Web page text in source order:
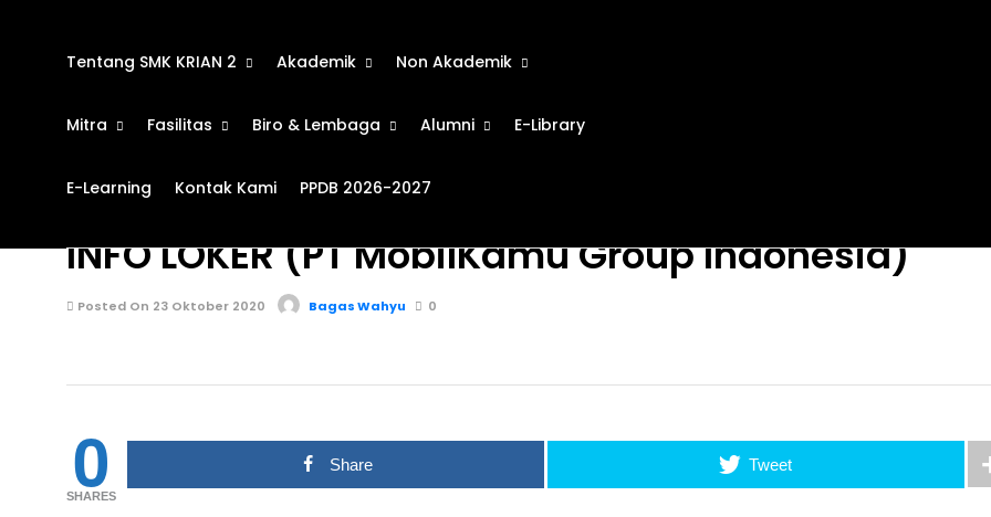
Tentang SMK KRIAN 2 Akademik Non Akademik
Mitra Fasilitas Biro & Lembaga Alumni E-Library
E-Learning Kontak Kami PPDB 2026-2027
INFO LOKER (PT MobilKamu Group Indonesia)
Posted On 23 Oktober 2020 Bagas Wahyu 0
0
SHARES
Share Tweet